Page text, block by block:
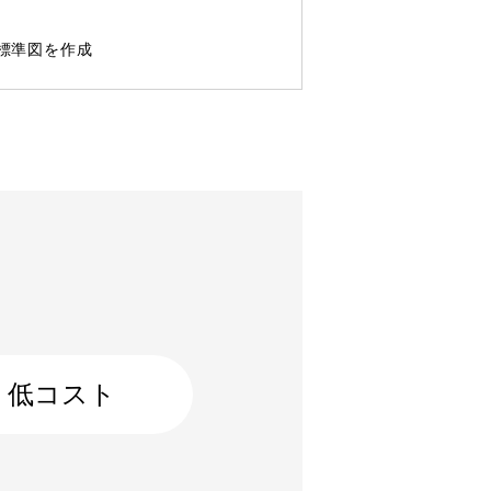
準図を作成
低コスト